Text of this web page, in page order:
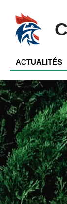
contenu
principal
ACTUALITÉS